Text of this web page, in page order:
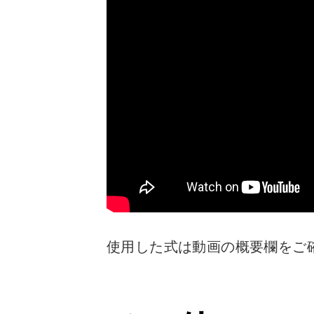
使用した式は動画の概要欄をご